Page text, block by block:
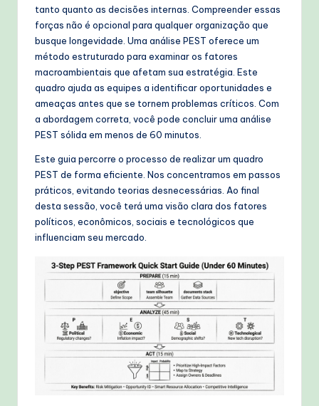
P
o
A
tanto quanto as decisões internas. Compreender essas
forças não é opcional para qualquer organização que
busque longevidade. Uma análise PEST oferece um
método estruturado para examinar os fatores
macroambientais que afetam sua estratégia. Este
quadro ajuda as equipes a identificar oportunidades e
ameaças antes que se tornem problemas críticos. Com
a abordagem correta, você pode concluir uma análise
PEST sólida em menos de 60 minutos.
Este guia percorre o processo de realizar um quadro
PEST de forma eficiente. Nos concentramos em passos
práticos, evitando teorias desnecessárias. Ao final
desta sessão, você terá uma visão clara dos fatores
políticos, econômicos, sociais e tecnológicos que
influenciam seu mercado.